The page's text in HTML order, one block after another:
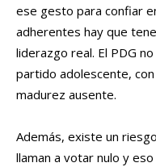
ese gesto para confiar
adherentes hay que
liderazgo real. El PDG
partido adolescente,
madurez ausente.
Además, existe un
llaman a votar nulo y